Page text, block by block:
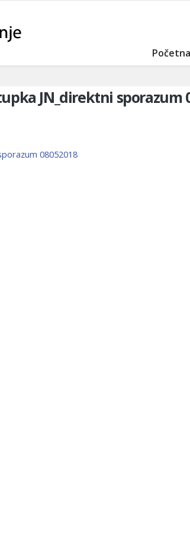
Početna
JN_direktni sporazum
08052018